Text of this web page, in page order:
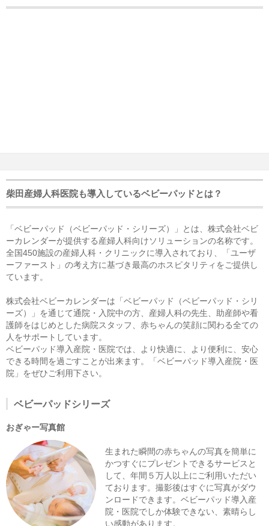
柴田産婦人科医院も導入しているベビーパッドとは？
「ベビーパッド（ベビーパッド・シリーズ）」とは、株式会社ベビ
ーカレンダーが提供する産婦人科向けソリューションの名称です。
全国450施設の産婦人科・クリニックに導入されており、「ユーザ
ーファースト」の考え方に基づき最高のホスピタリティをご提供し
ています。
株式会社ベビーカレンダーは「ベビーパッド（ベビーパッド・シリ
ーズ）」を通じて通院・入院中の方、産婦人科の先生、助産師や看
護師をはじめとした病院スタッフ、赤ちゃんの笑顔に関わる全ての
人をサポートしています。
ベビーパッド導入産院・医院では、より快適に、より便利に、安心
できる時間を過ごすことが出来ます。「ベビーパッド導入産院・医
院」をぜひご利用下さい。
ベビーパッドシリーズ
おぎゃー写真館
生まれた瞬間の赤ちゃんの写真を簡単に
かつすぐにプレゼントできるサービスと
して、年間５万人以上にご利用いただい
ております。撮影後はすぐに写真がダウ
ンロードできます。ベビーパッド導入産
院・医院でしか体験できない、素晴らし
い感動があります。